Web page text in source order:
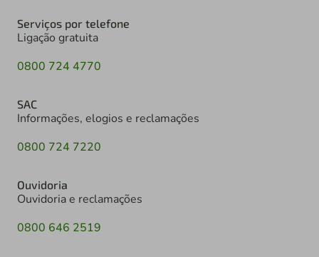
Serviços por telefone
Ligação gratuita
0800 724 4770
SAC
Informações, elogios e reclamações
0800 724 7220
Ouvidoria
Ouvidoria e reclamações
0800 646 2519